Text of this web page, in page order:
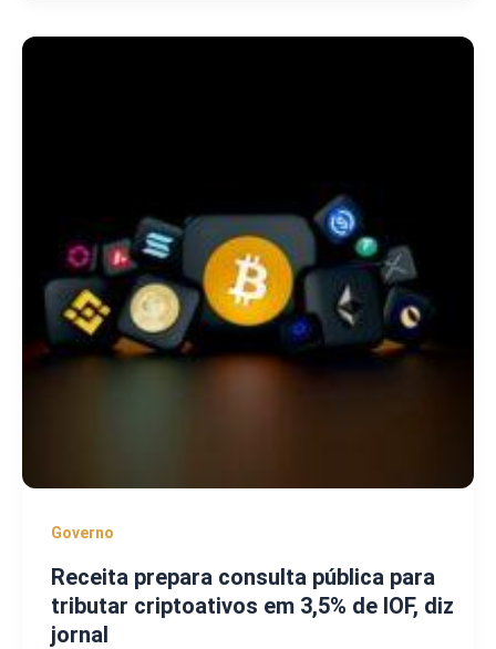
Governo
Receita prepara consulta pública para
tributar criptoativos em 3,5% de IOF, diz
jornal